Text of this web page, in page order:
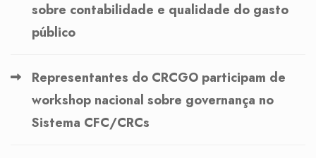
sobre contabilidade e qualidade do gasto
público
Representantes do CRCGO participam de
workshop nacional sobre governança no
Sistema CFC/CRCs